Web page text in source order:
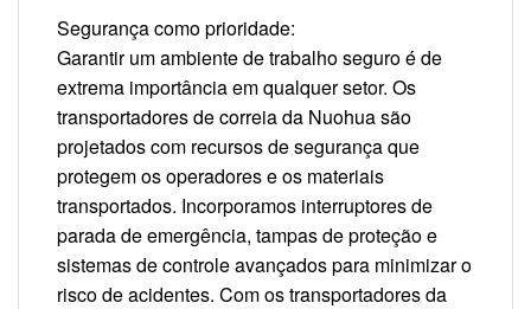
Segurança como prioridade:
Garantir um ambiente de trabalho seguro é de
extrema importância em qualquer setor. Os
transportadores de correia da Nuohua são
projetados com recursos de segurança que
protegem os operadores e os materiais
transportados. Incorporamos interruptores de
parada de emergência, tampas de proteção e
sistemas de controle avançados para minimizar o
risco de acidentes. Com os transportadores da